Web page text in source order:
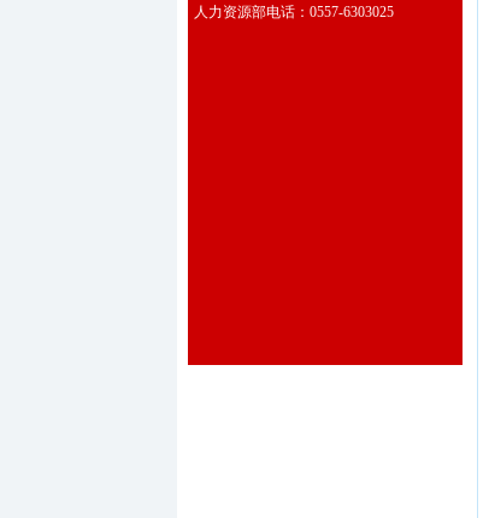
人力资源部电话：0557-6303025